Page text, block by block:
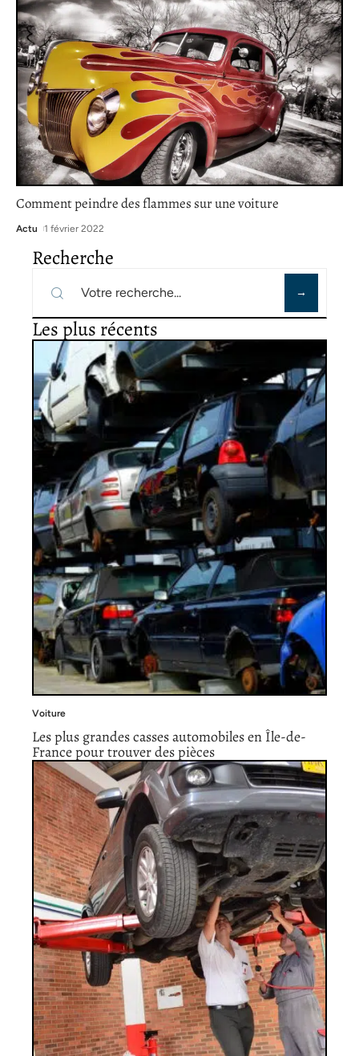
Comment peindre des flammes sur une voiture
Actu 1 février 2022
Recherche
Les plus récents
Voiture
Les plus grandes casses automobiles en Île-de-
France pour trouver des pièces